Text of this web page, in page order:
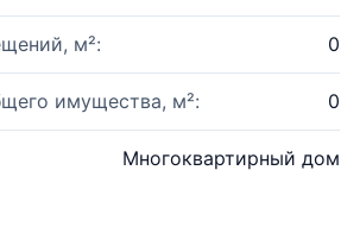
м²: 0
имущества, м²: 0
Многоквартирный дом